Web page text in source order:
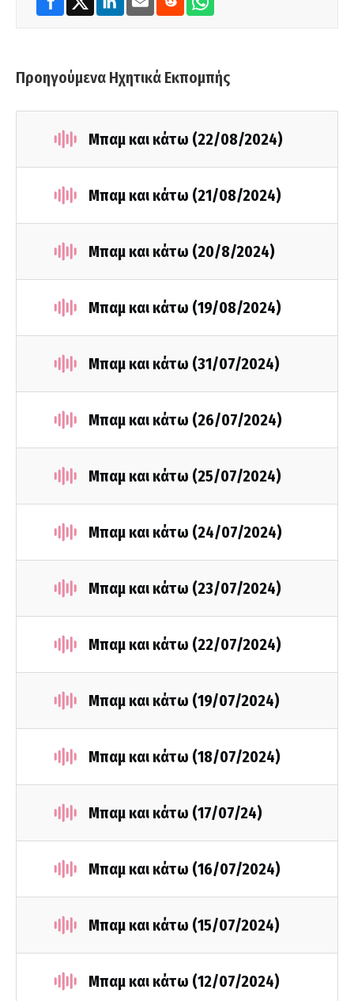
Προηγούμενα Ηχητικά Εκπομπής
Μπαμ και κάτω (22/08/2024)
Μπαμ και κάτω (21/08/2024)
Μπαμ και κάτω (20/8/2024)
Μπαμ και κάτω (19/08/2024)
Μπαμ και κάτω (31/07/2024)
Μπαμ και κάτω (26/07/2024)
Μπαμ και κάτω (25/07/2024)
Μπαμ και κάτω (24/07/2024)
Μπαμ και κάτω (23/07/2024)
Μπαμ και κάτω (22/07/2024)
Μπαμ και κάτω (19/07/2024)
Μπαμ και κάτω (18/07/2024)
Μπαμ και κάτω (17/07/24)
Μπαμ και κάτω (16/07/2024)
Μπαμ και κάτω (15/07/2024)
Μπαμ και κάτω (12/07/2024)